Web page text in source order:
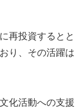
再投資するとと
り、その活躍は
化活動への支援